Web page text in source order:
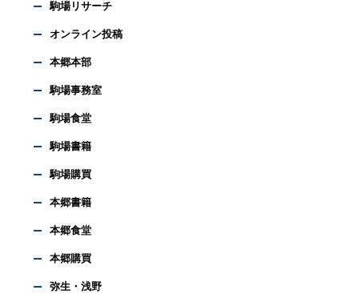
駒場リサーチ
オンライン投稿
本郷本部
駒場事務室
駒場食堂
駒場書籍
駒場購買
本郷書籍
本郷食堂
本郷購買
弥生・浅野